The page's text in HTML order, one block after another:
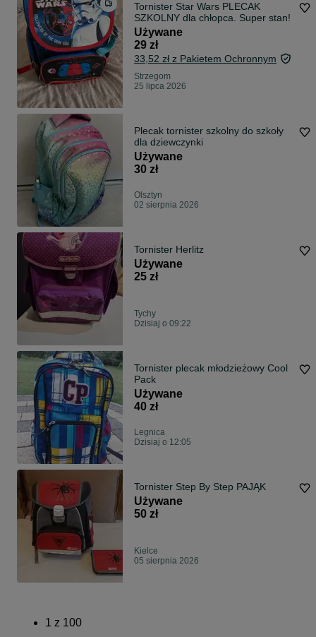
Tornister Star Wars PLECAK
SZKOLNY dla chłopca. Super stan!
Używane
29 zł
33,52 zł z Pakietem Ochronnym
Strzegom
25 lipca 2026
Plecak tornister szkolny do szkoły
dla dziewczynki
Używane
30 zł
Olsztyn
02 sierpnia 2026
Tornister Herlitz
Używane
25 zł
Tychy
Dzisiaj o 09:22
Tornister plecak młodzieżowy Cool
Pack
Używane
40 zł
Legnica
Dzisiaj o 12:05
Tornister Step By Step PAJĄK
Używane
50 zł
Kielce
05 sierpnia 2026
1 z 100